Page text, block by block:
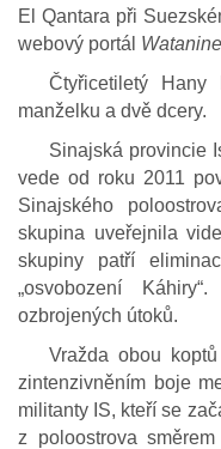
El Qantara při
webový portál
Čtyřicetiletý
manželku a dvě dcery.
Sinajská provincie
vede od roku 2011
Sinajského
skupina uveřejnila
skupiny patří
„osvobození
ozbrojených útoků.
Vražda obou
zintenzivněním boje
militanty IS, kteří se
z poloostrova